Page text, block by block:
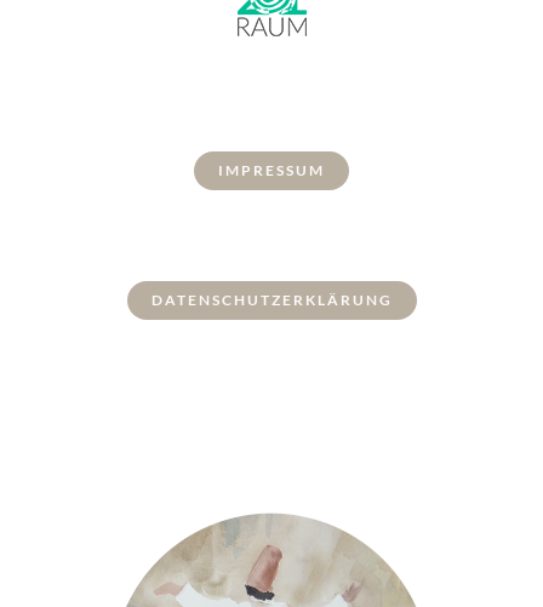
IMPRESSUM
DATENSCHUTZERKLÄRUNG